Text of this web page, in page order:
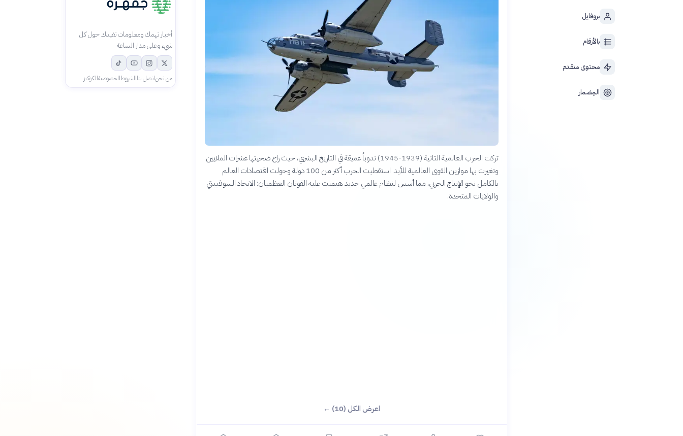
بروفايل
بالأرقام
محتوى متقدم
المِضمار
تركت الحرب العالمية الثانية (1939-1945) ندوباً عميقة في التاريخ البشري، حيث راح ضحيتها عشرات الملايين
وتغيرت بها موازين القوى العالمية للأبد. استقطبت الحرب أكثر من 100 دولة وحولت اقتصادات العالم
بالكامل نحو الإنتاج الحربي، مما أسس لنظام عالمي جديد هيمنت عليه القوتان العظميان: الاتحاد السوفييتي
والولايات المتحدة.
اعرض الكل (10) ←
أخبار تهمك ومعلومات تفيدك حول كل
شيء وعلى مدار الساعة
من نحناتصل بناالشروطالخصوصيةالكوكيز